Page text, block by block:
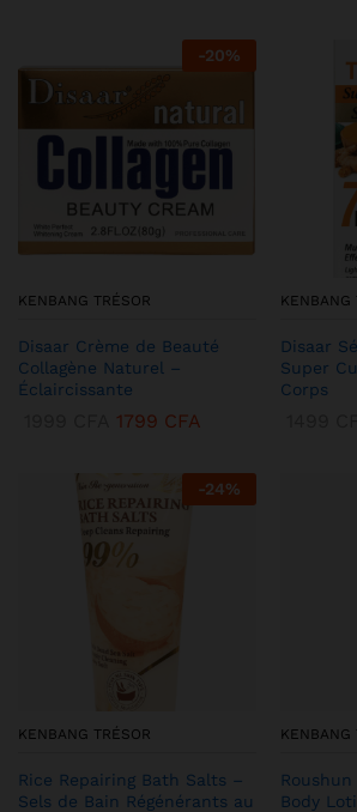
-20%
KENBANG TRÉSOR
Disaar Crème de Beauté
Collagène Naturel –
Éclaircissante
1799 CFA
KENBANG
Disaar
Super
Corps
-24%
KENBANG TRÉSOR
Rice Repairing Bath Salts –
Sels de Bain Régénérants au
KENBANG
Body